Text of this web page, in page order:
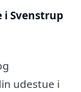
i Svenstrup
udestue i